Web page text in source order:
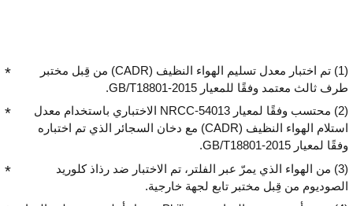
(1) تم اختبار معدل تسليم الهواء النظيف (CADR) من قِبل مختبر
طرف ثالث معتمد وفقًا للمعيار GB/T18801-2015.
(2) محتسب وفقًا لمعيار NRCC-54013 الاختباري باستخدام معدل
استلام الهواء النظيف (CADR) مع دخان السجائر الذي تم اختباره
وفقًا لمعيار GB/T18801-2015.
(3) من الهواء الذي يمرّ عبر الفلتر، تم الاختبار ضد رذاذ كلوريد
الصوديوم من قِبل مختبر تابع لجهة خارجية.